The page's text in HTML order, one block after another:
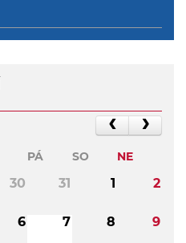
PÁ SO NE
30 31 1 2
6 7 8 9